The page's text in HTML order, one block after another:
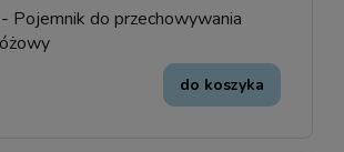
Pojemnik do przechowywania
do koszyka